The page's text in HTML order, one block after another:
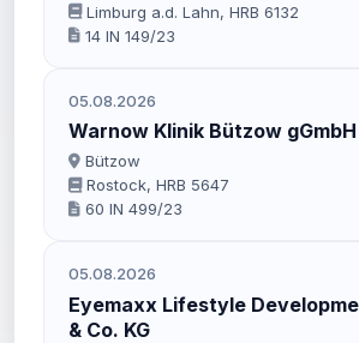
Limburg a.d. Lahn, HRB 6132
14 IN 149/23
05.08.2026
Warnow Klinik Bützow gGmbH
Bützow
Rostock, HRB 5647
60 IN 499/23
05.08.2026
Eyemaxx Lifestyle
& Co. KG